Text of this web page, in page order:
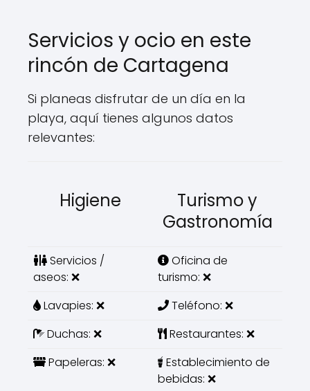
Servicios y ocio en este
rincón de Cartagena
Si planeas disfrutar de un día en la
playa, aquí tienes algunos datos
relevantes:
Higiene
Turismo y
Gastronomía
Servicios /
aseos: ❌
Oficina de
turismo: ❌
Lavapies: ❌
Teléfono: ❌
Duchas: ❌
Restaurantes: ❌
Papeleras: ❌
Establecimiento de
bebidas: ❌